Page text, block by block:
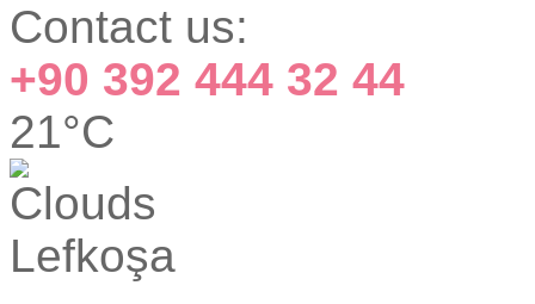
Contact us:
+90 392 444 32 44
21°C
Lefkoşa